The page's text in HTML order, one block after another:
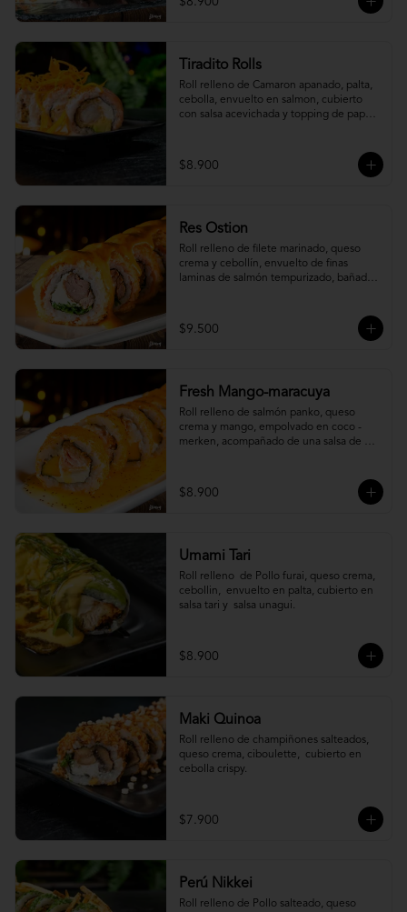
Tiradito Rolls
Roll relleno de Camaron apanado, palta,
cebolla, envuelto en salmon, cubierto
con salsa acevichada y topping de papa
$8.900
Res Ostion
Roll relleno de filete marinado, queso
crema y cebollín, envuelto de finas
laminas de salmón tempurizado, bañada
$9.500
Fresh Mango-maracuya
Roll relleno de salmón panko, queso
crema y mango, empolvado en coco -
merken, acompañado de una salsa de
$8.900
Umami Tari
Roll relleno  de Pollo furai, queso crema,
cebollin,  envuelto en palta, cubierto en
salsa tari y  salsa unagui.
$8.900
Maki Quinoa
​Roll relleno de champiñones salteados,
queso crema, ciboulette,  cubierto en
cebolla crispy.
$7.900
Perú Nikkei
Roll relleno de Pollo salteado, queso